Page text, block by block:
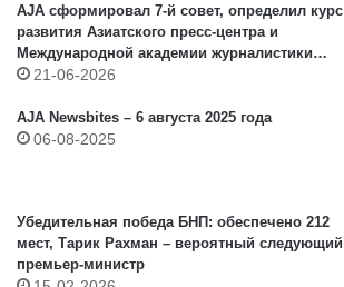
AJA сформировал 7-й совет, определил курс
развития Азиатского пресс-центра и
Международной академии журналистики
AJA21-06-2026
AJA Newsbites – 6 августа 2025 года
06-08-2025
Убедительная победа БНП: обеспечено 212
мест, Тарик Рахман – вероятный следующий
премьер-министр